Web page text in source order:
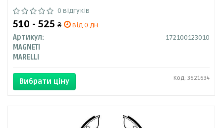
0 відгуків
510 - 525 ₴
від 0 дн.
Артикул:
172100123010
MAGNETI
MARELLI
Вибрати ціну Код: 3621634